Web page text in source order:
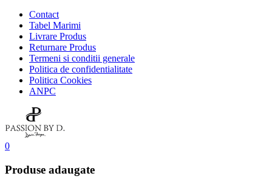
Contact
Tabel Marimi
Livrare Produs
Returnare Produs
Termeni si conditii generale
Politica de confidentialitate
Politica Cookies
ANPC
0
Produse adaugate